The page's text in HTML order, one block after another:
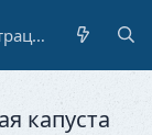
Регистрация
капуста